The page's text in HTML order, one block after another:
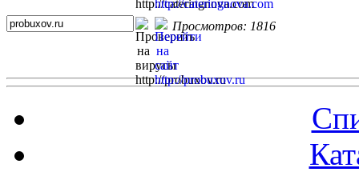
Просмотров: 1816